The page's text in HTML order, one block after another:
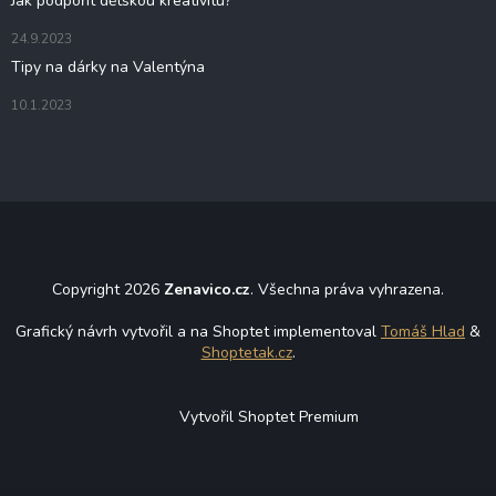
24.9.2023
Tipy na dárky na Valentýna
10.1.2023
Copyright 2026 Zenavico.cz. Všechna práva vyhrazena.
Grafický návrh vytvořil a na Shoptet implementoval Tomáš Hlad &
Shoptetak.cz.
Vytvořil Shoptet Premium